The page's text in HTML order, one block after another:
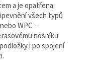
a je opatřena
všech typů
WPC -
nosníku
i po spojení